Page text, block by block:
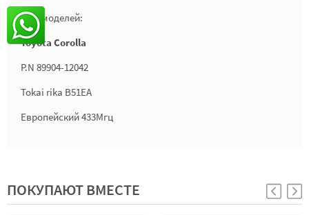
Для моделей:
Toyota Corolla
P.N 89904-12042
Tokai rika B51EA
Европейский 433Мгц
ПОКУПАЮТ ВМЕСТЕ